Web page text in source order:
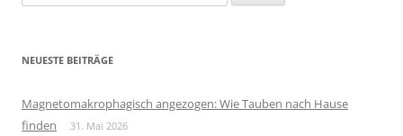
nach:
NEUESTE BEITRÄGE
Magnetomakrophagisch angezogen: Wie Tauben nach Hause
finden
31. Mai 2026